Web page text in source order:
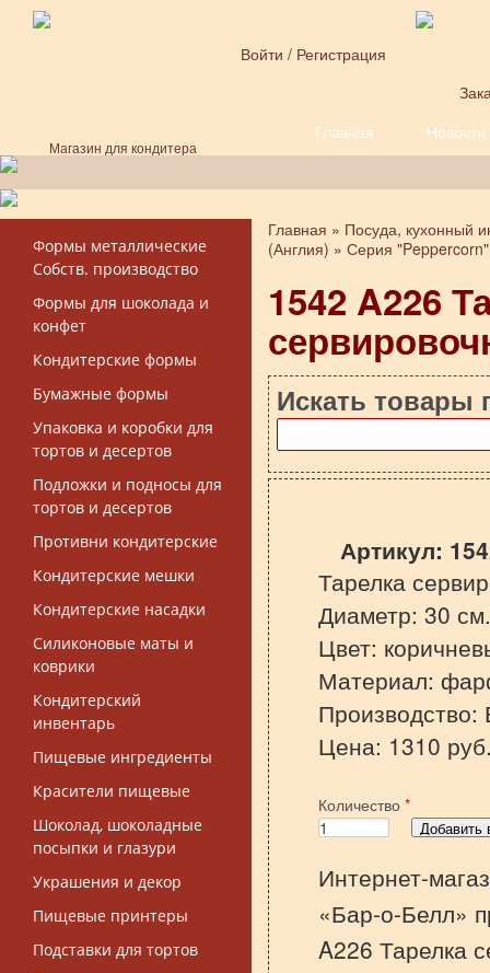
Перейти к основному содержанию
Магазин для кондитера
Войти / Регистрация
Главная
Новости
Форма поиска
Формы металлические
Собств. производство
Формы для шоколада и
конфет
Кондитерские формы
Бумажные формы
Упаковка и коробки для
тортов и десертов
Подложки и подносы для
тортов и десертов
Противни кондитерские
Кондитерские мешки
Кондитерские насадки
Силиконовые маты и
коврики
Кондитерский
инвентарь
Пищевые ингредиенты
Красители пищевые
Шоколад, шоколадные
посыпки и глазури
Украшения и декор
Пищевые принтеры
Подставки для тортов
Вы здесь
Главная » Посуда, кухонный
(Англия) » Серия "Peppercorn"
1542 A226
Искать товары
Артикул:
Тарелка
Диаметр: 30 см.
Цвет:
Материал:
Производство:
Цена: 1310
Количество *
Интернет-
«Бар-о-Белл»
A226 Тарелка